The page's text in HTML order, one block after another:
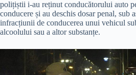
polițiștii i-au reținut conducătorului auto
conducere și au deschis dosar penal, sub
infracțiunii de conducerea unui vehicul
alcoolului sau a altor substanțe.